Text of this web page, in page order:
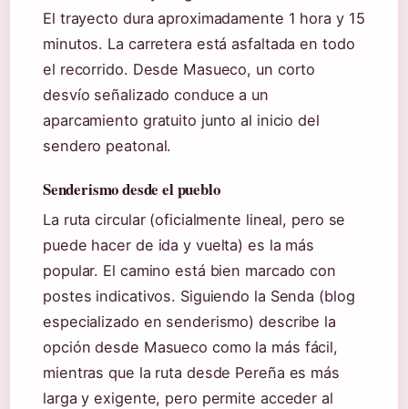
El trayecto dura aproximadamente 1 hora y 15
minutos. La carretera está asfaltada en todo
el recorrido. Desde Masueco, un corto
desvío señalizado conduce a un
aparcamiento gratuito junto al inicio del
sendero peatonal.
Senderismo desde el pueblo
La ruta circular (oficialmente lineal, pero se
puede hacer de ida y vuelta) es la más
popular. El camino está bien marcado con
postes indicativos. Siguiendo la Senda (blog
especializado en senderismo) describe la
opción desde Masueco como la más fácil,
mientras que la ruta desde Pereña es más
larga y exigente, pero permite acceder al